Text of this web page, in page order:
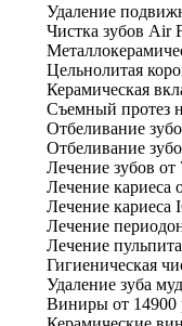
Удаление
Чистка зубов Air
Цельнолитая
Керамическая
Съемный протез
Отбеливание
Отбеливание
Лечение зубов от
Лечение кариеса
Лечение кариеса
Лечение
Лечение пульпита
Гигиеническая
Удаление зуба
Виниры от 14900